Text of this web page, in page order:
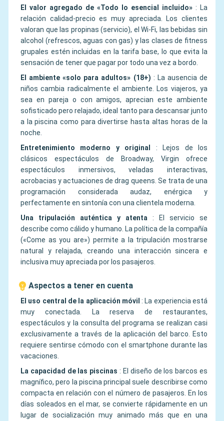
El valor agregado de «Todo lo esencial incluido» : La
relación calidad-precio es muy apreciada. Los clientes
valoran que las propinas (servicio), el Wi-Fi, las bebidas sin
alcohol (refrescos, aguas con gas) y las clases de fitness
grupales estén incluidas en la tarifa base, lo que evita la
sensación de tener que pagar por todo una vez a bordo.
El ambiente «solo para adultos» (18+) : La ausencia de
niños cambia radicalmente el ambiente. Los viajeros, ya
sea en pareja o con amigos, aprecian este ambiente
sofisticado pero relajado, ideal tanto para descansar junto
a la piscina como para divertirse hasta altas horas de la
noche.
Entretenimiento moderno y original
:Lejos de los
clásicos espectáculos de Broadway, Virgin ofrece
espectáculos inmersivos, veladas interactivas,
acrobacias y actuaciones de drag queens. Se trata de una
programación considerada audaz, enérgica y
perfectamente en sintonía con una clientela moderna.
Una tripulación auténtica y atenta
: El servicio se
describe como cálido y humano. La política de la compañía
(«Come as you are») permite a la tripulación mostrarse
natural y relajada, creando una interacción sincera e
inclusiva muy apreciada por los pasajeros.
Aspectos a tener en cuenta
El uso central de la aplicación móvil :La experiencia está
muy conectada. La reserva de restaurantes,
espectáculos y la consulta del programa se realizan casi
exclusivamente a través de la aplicación del barco. Esto
requiere sentirse cómodo con el smartphone durante las
vacaciones.
La capacidad de las piscinas : El diseño de los barcos es
magnífico, pero la piscina principal suele describirse como
compacta en relación con el número de pasajeros. En los
días soleados en el mar, se convierte rápidamente en un
lugar de socialización muy animado más que en una